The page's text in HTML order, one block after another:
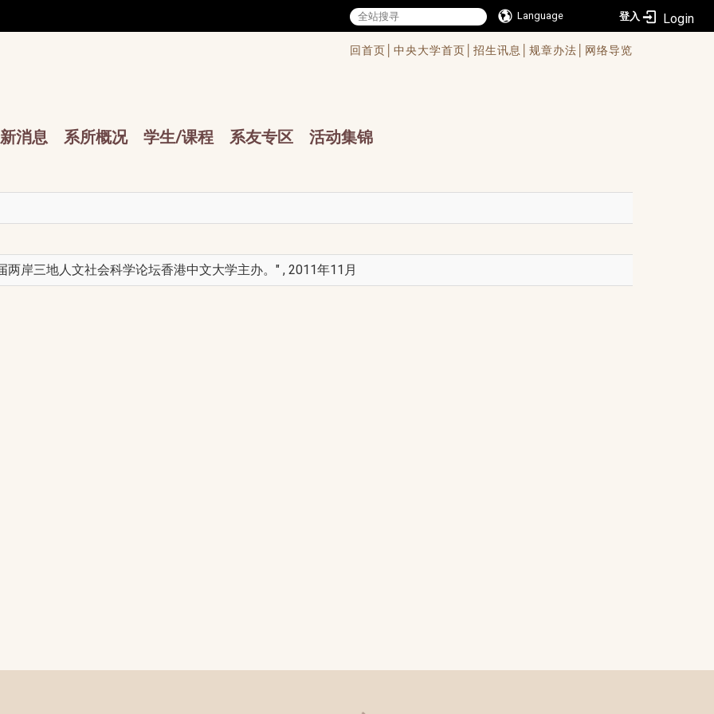
Language 登入
回首页│ 中央大学首页│ 招生讯息│ 规章办法│ 网络导览
消息 系所概况 学生/课程 系友专区 活动集锦
岸三地人文社会科学论坛香港中文大学主办。" , 2011年11月